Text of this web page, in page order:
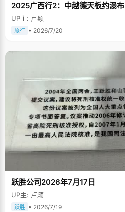
2025广西行2：中越德天板约瀑布
UP主: 卢颖
旅行 • 2026/7/20
跃胜公司2026年7月17日
UP主: 卢颖
跃胜 • 2026/7/19